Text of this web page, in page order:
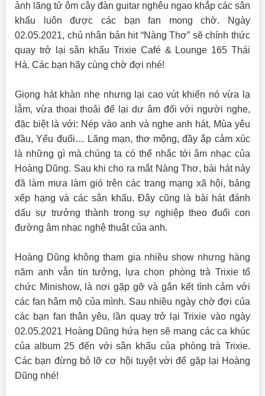
ảnh lãng tử ôm cây đàn guitar nghêu ngao khắp các sân
khấu luôn được các bạn fan mong chờ. Ngày
02.05.2021, chủ nhân bản hit “Nàng Thơ” sẽ chính thức
quay trở lại sân khấu Trixie Café & Lounge 165 Thái
Hà. Các bạn hãy cùng chờ đợi nhé!
Giọng hát khàn nhẹ nhưng lại cao vút khiến nó vừa lạ
lẫm, vừa thoai thoải để lại dư âm đối với người nghe,
đặc biệt là với: Nép vào anh và nghe anh hát, Mùa yêu
đầu, Yếu đuối… Lãng mạn, thơ mộng, đầy ắp cảm xúc
là những gì mà chúng ta có thể nhắc tới âm nhạc của
Hoàng Dũng. Sau khi cho ra mắt Nàng Thơ, bài hát này
đã làm mưa làm gió trên các trang mạng xã hội, bảng
xếp hạng và các sân khấu. Đây cũng là bài hát đánh
dấu sự trưởng thành trong sự nghiệp theo đuổi con
đường âm nhạc nghệ thuật của anh.
Hoàng Dũng không tham gia nhiều show nhưng hàng
năm anh vẫn tin tưởng, lựa chọn phòng trà Trixie tổ
chức Minishow, là nơi gặp gỡ và gắn kết tình cảm với
các fan hâm mộ của mình. Sau nhiều ngày chờ đợi của
các bạn fan thân yêu, lần quay trở lại Trixie vào ngày
02.05.2021 Hoàng Dũng hứa hẹn sẽ mang các ca khúc
của album 25 đến với sân khấu của phòng trà Trixie.
Các bạn đừng bỏ lỡ cơ hội tuyệt vời để gặp lại Hoàng
Dũng nhé!